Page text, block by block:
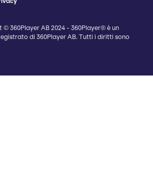
© 360Player AB 2024 - 360Player® è un
di 360Player AB. Tutti i diritti sono